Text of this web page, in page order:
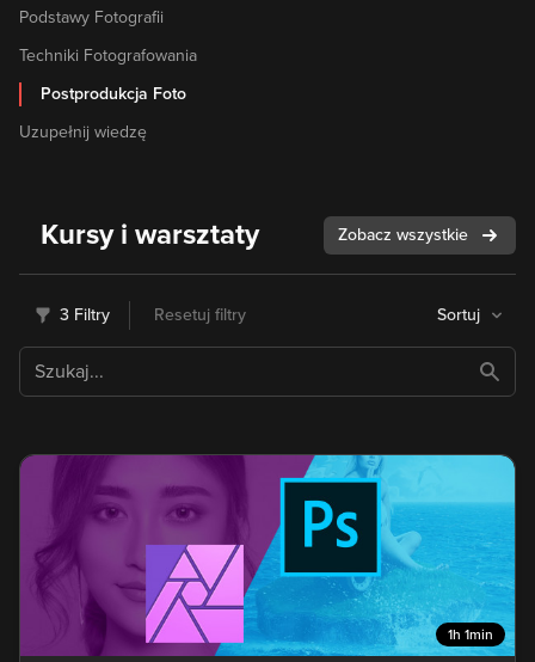
Podstawy Fotografii
Techniki Fotografowania
Postprodukcja Foto
Uzupełnij wiedzę
Kursy i warsztaty Zobacz wszystkie
3 Filtry Sortuj
Resetuj filtry
1h 1min